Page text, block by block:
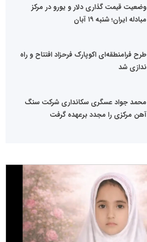
وضعیت قیمت گذاری دلار و یورو در مرکز
مبادله ایران؛ شنبه ۱۹ آبان
طرح فرامنطقه‌ای اکوپارک فرحزاد افتتاح و راه
ندازی شد
محمد جواد عسگری سکانداری شرکت سنگ
آهن مرکزی را مجدد برعهده گرفت